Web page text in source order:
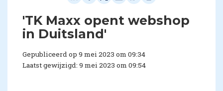
'TK Maxx opent webshop
in Duitsland'
Gepubliceerd op 9 mei 2023 om 09:34
Laatst gewijzigd: 9 mei 2023 om 09:54